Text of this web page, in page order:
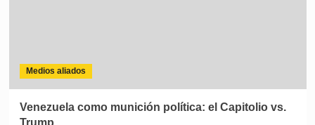
Medios aliados
Venezuela como munición política: el Capitolio vs.
Trump